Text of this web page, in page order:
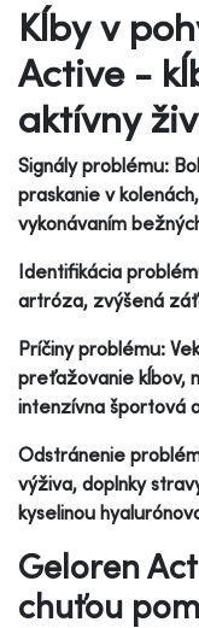
Kĺby v
Active -
aktívny
Signály problému:
praskanie v
vykonávaním
Identifikácia
artróza, zvýšená
Príčiny problému:
preťažovanie kĺbov,
intenzívna športová
Odstránenie
výživa, doplnky
kyselinou
Geloren
chuťou